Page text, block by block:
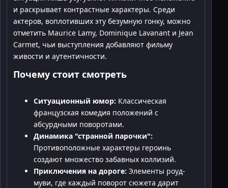
и раскрывает контрастные характеры. Среди
актеров, воплотивших эту безумную гонку, можно
отметить Maurice Lamy, Dominique Lavanant и Jean
Carmet, чьи выступления добавляют фильму
живости и аутентичности.
Почему стоит смотреть
Ситуационный юмор: Классическая
французская комедия положений с
абсурдными поворотами.
Динамика "странной парочки":
Противоположные характеры героинь
создают множество забавных коллизий.
Приключения на дороге: Элементы роуд-
муви, где каждый поворот сюжета дарит